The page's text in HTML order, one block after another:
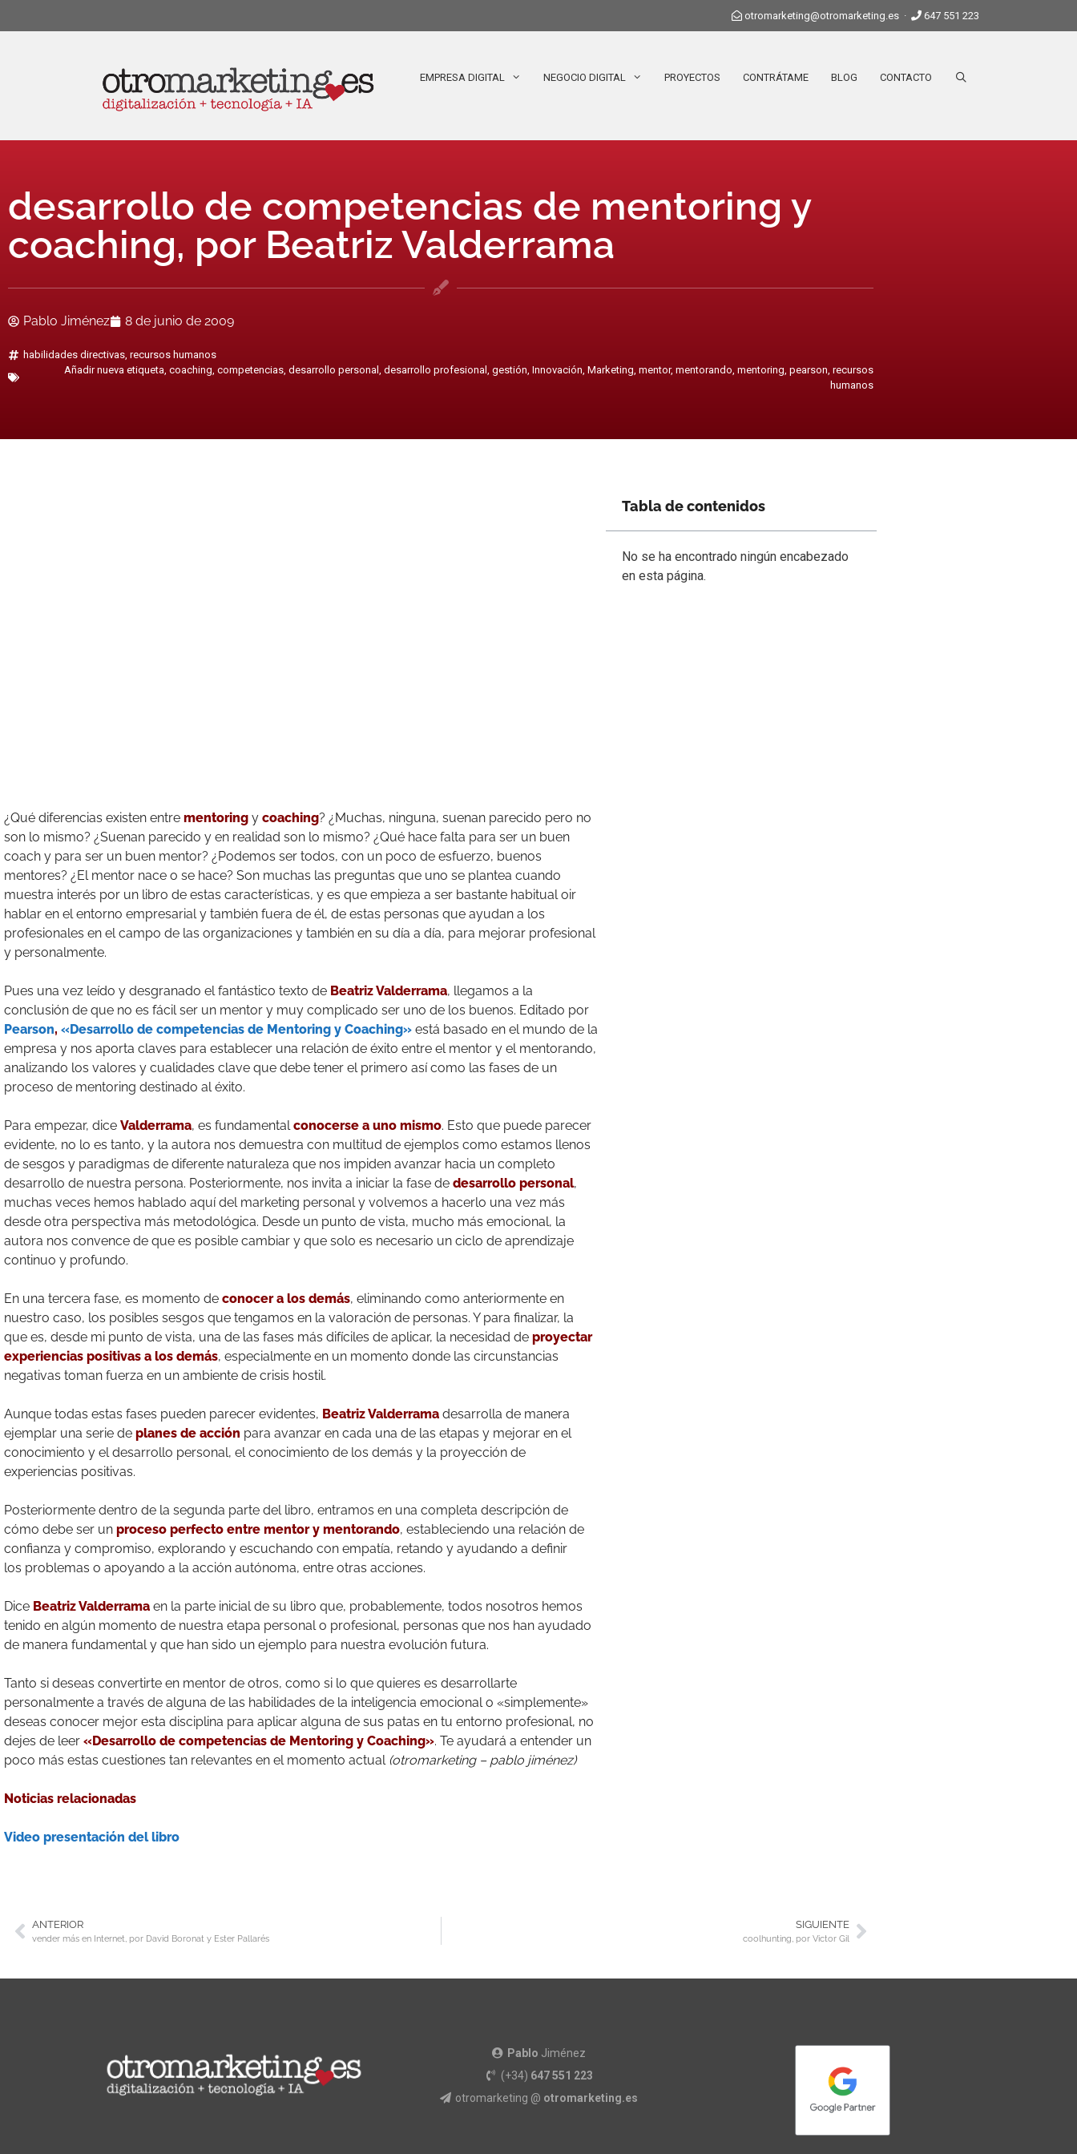
otromarketing@otromarketing.es · 647 551 223
EMPRESA DIGITAL NEGOCIO DIGITAL PROYECTOS CONTRÁTAME BLOG CONTACTO
desarrollo de competencias de mentoring y
coaching, por Beatriz Valderrama
Pablo Jiménez 8 de junio de 2009
habilidades directivas, recursos humanos
Añadir nueva etiqueta, coaching, competencias, desarrollo personal , desarrollo profesional , gestión, Innovación, Marketing, mentor, mentorando, mentoring, pearson, recursos
humanos
¿Qué diferencias existen entre mentoring y coaching? ¿Muchas, ninguna, suenan parecido pero no
son lo mismo? ¿Suenan parecido y en realidad son lo mismo? ¿Qué hace falta para ser un buen
coach y para ser un buen mentor? ¿Podemos ser todos, con un poco de esfuerzo, buenos
mentores? ¿El mentor nace o se hace? Son muchas las preguntas que uno se plantea cuando
muestra interés por un libro de estas características, y es que empieza a ser bastante habitual oir
hablar en el entorno empresarial y también fuera de él, de estas personas que ayudan a los
profesionales en el campo de las organizaciones y también en su día a día, para mejorar profesional
y personalmente.
Pues una vez leído y desgranado el fantástico texto de Beatriz Valderrama, llegamos a la
conclusión de que no es fácil ser un mentor y muy complicado ser uno de los buenos. Editado por
Pearson, «Desarrollo de competencias de Mentoring y Coaching» está basado en el mundo de la
empresa y nos aporta claves para establecer una relación de éxito entre el mentor y el mentorando,
analizando los valores y cualidades clave que debe tener el primero así como las fases de un
proceso de mentoring destinado al éxito.
Para empezar, dice Valderrama, es fundamentalconocerse a uno mismo. Esto que puede parecer
evidente, no lo es tanto, y la autora nos demuestra con multitud de ejemplos como estamos llenos
de sesgos y paradigmas de diferente naturaleza que nos impiden avanzar hacia un completo
desarrollo de nuestra persona. Posteriormente, nos invita a iniciar la fase de desarrollo personal,
muchas veces hemos hablado aquí del marketing personal y volvemos a hacerlo una vez más
desde otra perspectiva más metodológica. Desde un punto de vista, mucho más emocional, la
autora nos convence de que es posible cambiar y que solo es necesario un ciclo de aprendizaje
continuo y profundo.
En una tercera fase, es momento de conocer a los demás, eliminando como anteriormente en
nuestro caso, los posibles sesgos que tengamos en la valoración de personas. Y para finalizar, la
que es, desde mi punto de vista, una de las fases más difíciles de aplicar, la necesidad de proyectar
experiencias positivas a los demás, especialmente en un momento donde las circunstancias
negativas toman fuerza en un ambiente de crisis hostil.
Aunque todas estas fases pueden parecer evidentes, Beatriz Valderrama desarrolla de manera
ejemplar una serie de planes de acción para avanzar en cada una de las etapas y mejorar en el
conocimiento y el desarrollo personal, el conocimiento de los demás y la proyección de
experiencias positivas.
Posteriormente dentro de la segunda parte del libro, entramos en una completa descripción de
cómo debe ser un proceso perfecto entre mentor y mentorando, estableciendo una relación de
confianza y compromiso, explorando y escuchando con empatía, retando y ayudando a definir
los problemas o apoyando a la acción autónoma, entre otras acciones.
Dice Beatriz Valderrama en la parte inicial de su libro que, probablemente, todos nosotros hemos
tenido en algún momento de nuestra etapa personal o profesional, personas que nos han ayudado
de manera fundamental y que han sido un ejemplo para nuestra evolución futura.
Tanto si deseas convertirte en mentor de otros, como si lo que quieres es desarrollarte
personalmente a través de alguna de las habilidades de la inteligencia emocional o «simplemente»
deseas conocer mejor esta disciplina para aplicar alguna de sus patas en tu entorno profesional, no
dejes de leer «Desarrollo de competencias de Mentoring y Coaching». Te ayudará a entender un
poco más estas cuestiones tan relevantes en el momento actual (otromarketing – pablo jiménez)
Noticias relacionadas
Video presentación del libro
Tabla de contenidos
No se ha encontrado ningún encabezado
en esta página.
ANTERIOR
vender más en Internet, por David Boronat y Ester Pallarés
SIGUIENTE
coolhunting, por Victor Gil
Pablo Jiménez
(+34) 647 551 223
otromarketing @ otromarketing.es